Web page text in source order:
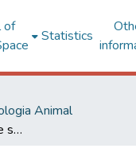
of
Statistics
Animal
Qualidade da semente e senescência de genótipos de soja sob dois níveis de infestação de percevejos (Pentatomidae)